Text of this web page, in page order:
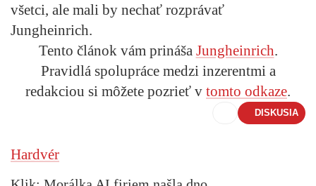
všetci, ale mali by nechať rozprávať
Jungheinrich.
Tento článok vám prináša Jungheinrich.
Pravidlá spolupráce medzi inzerentmi a
redakciou si môžete pozrieť v tomto odkaze.
DISKUSIA
Hardvér